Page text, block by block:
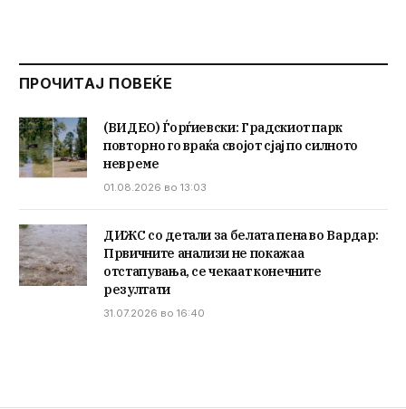
ПРОЧИТАЈ ПОВЕЌЕ
(ВИДЕО) Ѓорѓиевски: Градскиот парк
повторно го враќа својот сјај по силното
невреме
01.08.2026 во 13:03
ДИЖС со детали за белата пена во Вардар:
Првичните анализи не покажаа
отстапувања, се чекаат конечните
резултати
31.07.2026 во 16:40